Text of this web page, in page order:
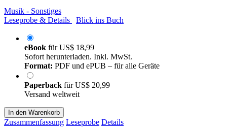
Musik - Sonstiges
Leseprobe & Details
Blick ins Buch
eBook fürUS$ 18,99
Sofort herunterladen. Inkl. MwSt.
Format: PDF und ePUB – für alle Geräte
Paperback fürUS$ 20,99
Versand weltweit
In den Warenkorb
Zusammenfassung Leseprobe Details